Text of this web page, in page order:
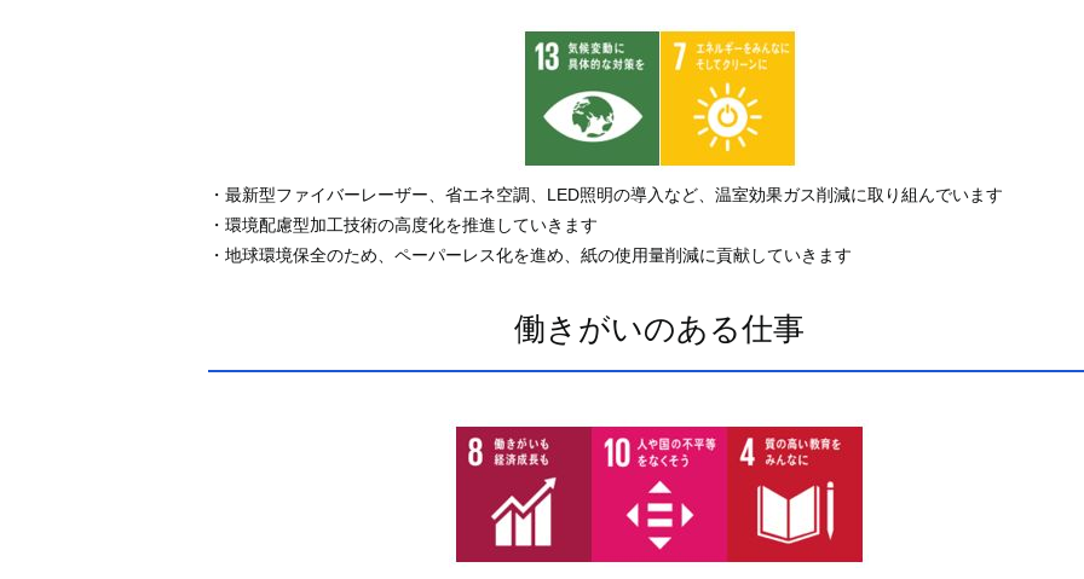
・最新型ファイバーレーザー、省エネ空調、LED照明の導入など、温室効果ガス削減に取り組んでいます
・環境配慮型加工技術の高度化を推進していきます
・地球環境保全のため、ペーパーレス化を進め、紙の使用量削減に貢献していきます
働きがいのある仕事